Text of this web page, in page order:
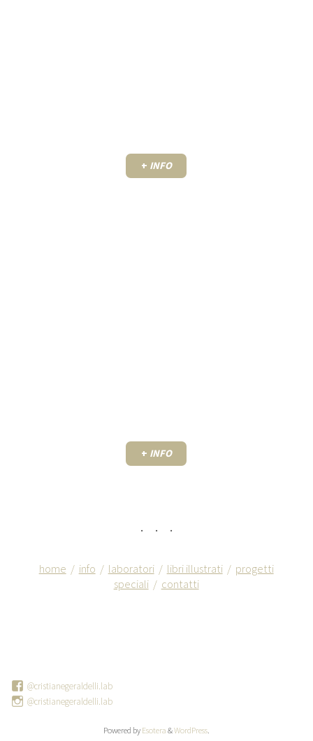
+ INFO
+ INFO
. . .
home / info / laboratori / libri illustrati / progetti
speciali / contatti
@cristianegeraldelli.lab
@cristianegeraldelli.lab
Powered by Esotera &WordPress